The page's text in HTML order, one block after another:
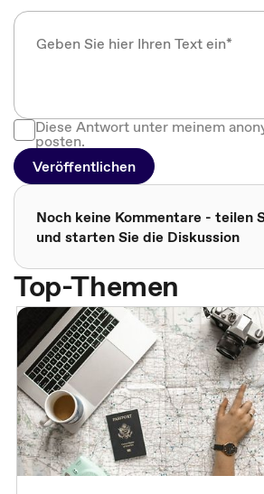
Diese Antwort unter meinem
posten.
Veröffentlichen
Noch keine Kommentare - teilen
und starten Sie die Diskussion
Top-Themen